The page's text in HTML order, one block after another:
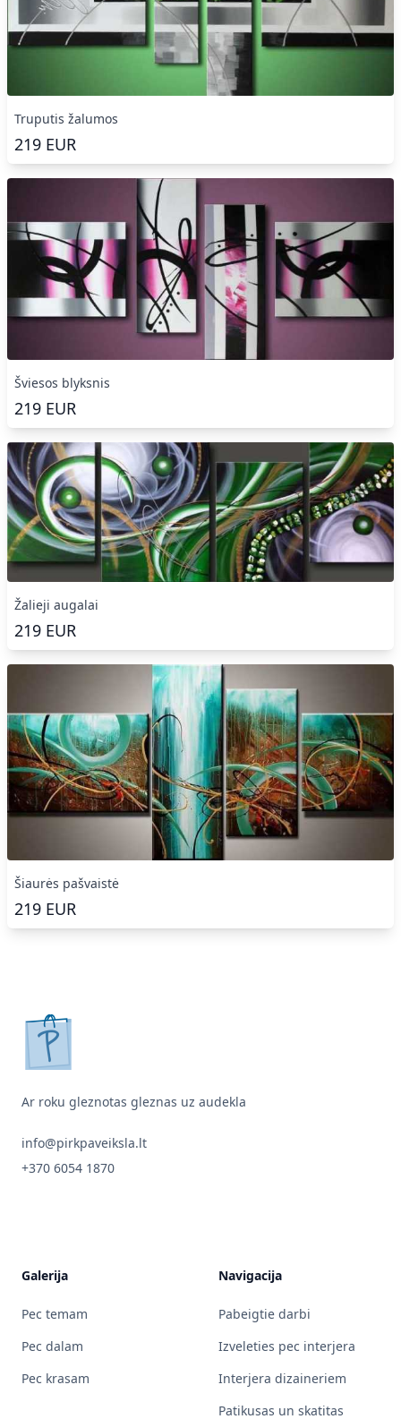
Truputis žalumos
219 EUR
Šviesos blyksnis
219 EUR
Žalieji augalai
219 EUR
Šiaurės pašvaistė
219 EUR
pirkpaveiksla.lt
Ar roku gleznotas gleznas uz audekla
info@pirkpaveiksla.lt
+370 6054 1870
Galerija
Pec temam
Pec dalam
Pec krasam
Navigacija
Pabeigtie darbi
Izveleties pec interjera
Interjera dizaineriem
Patikusas un skatitas